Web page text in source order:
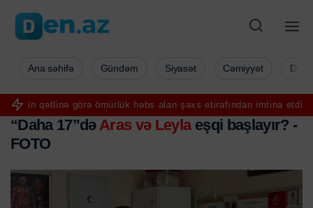
görə ömürlük həbs alan şəxs etirafından imtina etdi FIFA
Ana səhifə Gündəm Siyasət Cəmiyyət
“Daha 17”də Aras və Leylaeşqi başlayır? -
FOTO